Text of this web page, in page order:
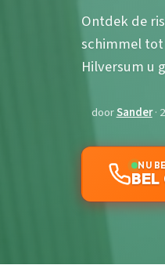
Ontdek de
schimmel tot
Hilversum u
doorSander·
NU